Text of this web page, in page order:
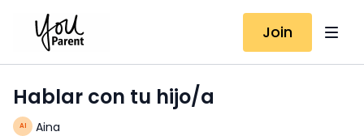
Join
Hablar con tu hijo/a
Aina